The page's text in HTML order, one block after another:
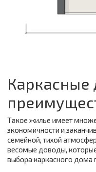
Каркасные
Такое жилье имеет
экономичности и
семейной, тихой
весомые доводы,
выбора каркасного